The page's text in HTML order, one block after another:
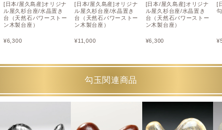
[日本/屋久島産]オリジナ
ル屋久杉台座/水晶置き
台（天然石パワーストー
ン木製台座）
¥6,300
[日本/屋久島産]オリジナ
ル屋久杉台座/水晶置き
台（天然石パワーストー
ン木製台座）
¥11,000
[日本/屋久島産]オリジナ
ル屋久杉台座/水晶置き
台（天然石パワーストー
ン木製台座）
¥6,300
[
¥
勾玉関連商品